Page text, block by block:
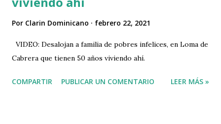
Por Clarin Dominicano febrero 22, 2021
VIDEO: Desalojan a familia de pobres infelices, en Loma de
Cabrera que tienen 50 años viviendo ahí.
COMPARTIR PUBLICAR UN COMENTARIO LEER MÁS »